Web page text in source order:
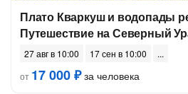
Плато Кваркуш и водопады
Путешествие на Северный
27 авг в 10:00
17 сен в 10:00
от 17 000 ₽за человека